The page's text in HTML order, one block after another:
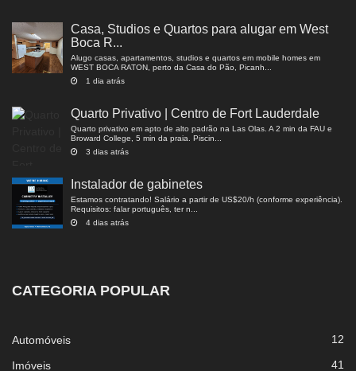
Casa, Studios e Quartos para alugar em West
Boca R...
Alugo casas, apartamentos, studios e quartos em mobile homes em
WEST BOCA RATON, perto da Casa do Pão, Picanh...
1 dia atrás
Quarto Privativo | Centro de Fort Lauderdale
Quarto privativo em apto de alto padrão na Las Olas. A 2 min da FAU e
Broward College, 5 min da praia. Piscin...
3 dias atrás
Instalador de gabinetes
Estamos contratando! Salário a partir de US$20/h (conforme experiência).
Requisitos: falar português, ter n...
4 dias atrás
CATEGORIA POPULAR
Automóveis 12
Imóveis 41